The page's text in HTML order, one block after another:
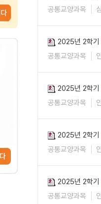
공통교양과목
2025년 2학기
공통교양과목
2025년 2학기
공통교양과목
2025년 2학기
공통교양과목
2025년 2학기
공통교양과목